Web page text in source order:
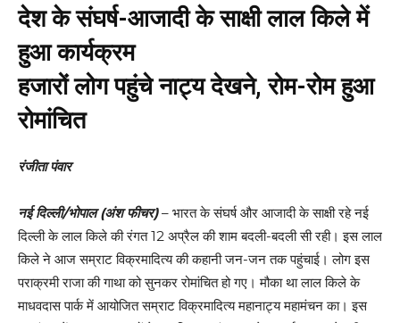
देश के संघर्ष-आजादी के साक्षी लाल किले में
हुआ कार्यक्रम
हजारों लोग पहुंचे नाट्य देखने, रोम-रोम हुआ
रोमांचित
रंजीता पंवार
नई दिल्ली/भोपाल (अंश फीचर)– भारत के संघर्ष और आजादी के साक्षी रहे नई
दिल्ली के लाल किले की रंगत 12 अप्रैल की शाम बदली-बदली सी रही। इस लाल
किले ने आज सम्राट विक्रमादित्य की कहानी जन-जन तक पहुंचाई। लोग इस
पराक्रमी राजा की गाथा को सुनकर रोमांचित हो गए। मौका था लाल किले के
माधवदास पार्क में आयोजित सम्राट विक्रमादित्य महानाट्य महामंचन का। इस